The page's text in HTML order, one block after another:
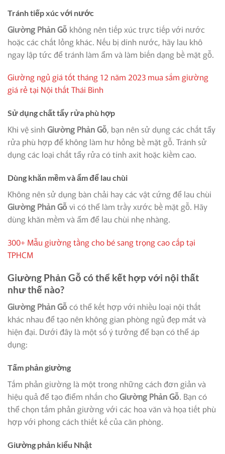
Tránh tiếp xúc với nước
Giường Phản Gỗ không nên tiếp xúc trực tiếp với nước
hoặc các chất lỏng khác. Nếu bị dính nước, hãy lau khô
ngay lập tức để tránh làm ẩm và làm biến dạng bề mặt gỗ.
Giường ngủ giá tốt tháng 12 năm 2023 mua sắm giường
giá rẻ tại Nội thất Thái Bình
Sử dụng chất tẩy rửa phù hợp
Khi vệ sinh Giường Phản Gỗ, bạn nên sử dụng các chất tẩy
rửa phù hợp để không làm hư hỏng bề mặt gỗ. Tránh sử
dụng các loại chất tẩy rửa có tính axit hoặc kiềm cao.
Dùng khăn mềm và ẩm để lau chùi
Không nên sử dụng bàn chải hay các vật cứng để lau chùi
Giường Phản Gỗ vì có thể làm trầy xước bề mặt gỗ. Hãy
dùng khăn mềm và ẩm để lau chùi nhẹ nhàng.
300+ Mẫu giường tầng cho bé sang trọng cao cấp tại
TPHCM
Giường Phản Gỗ có thể kết hợp với nội thất
như thế nào?
Giường Phản Gỗ có thể kết hợp với nhiều loại nội thất
khác nhau để tạo nên không gian phòng ngủ đẹp mắt và
hiện đại. Dưới đây là một số ý tưởng để bạn có thể áp
dụng:
Tấm phản giường
Tấm phản giường là một trong những cách đơn giản và
hiệu quả để tạo điểm nhấn choGiường Phản Gỗ. Bạn có
thể chọn tấm phản giường với các hoa văn và họa tiết phù
hợp với phong cách thiết kế của căn phòng.
Giường phản kiểu Nhật